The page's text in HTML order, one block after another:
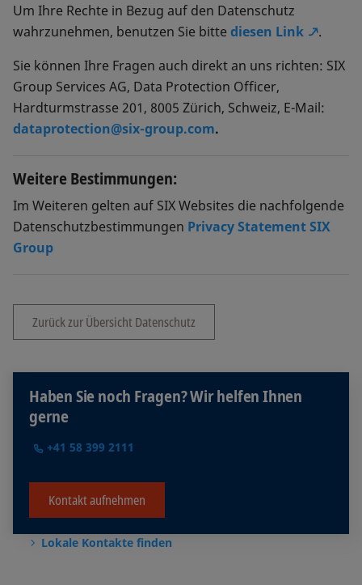
Um Ihre Rechte in Bezug auf den Datenschutz
wahrzunehmen, benutzen Sie bittediesen Link
.
Sie können Ihre Fragen auch direkt an uns richten: SIX
Group Services AG, Data Protection Officer,
Hardturmstrasse 201, 8005 Zürich, Schweiz, E-Mail:
dataprotection@six-group.com.
Weitere Bestimmungen:
Im Weiteren gelten auf SIX Websites die nachfolgende
Datenschutzbestimmungen Privacy Statement SIX
Group
Zurück zur Übersicht Datenschutz
Haben Sie noch Fragen? Wir helfen Ihnen
gerne
+41 58 399 2111
Kontakt aufnehmen
Lokale Kontakte finden